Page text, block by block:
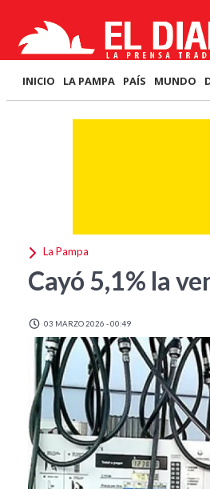
INICIO LA PAMPA PAÍS MUNDO
La Pampa
Cayó 5,1% la
03 MARZO 2026 - 00:49